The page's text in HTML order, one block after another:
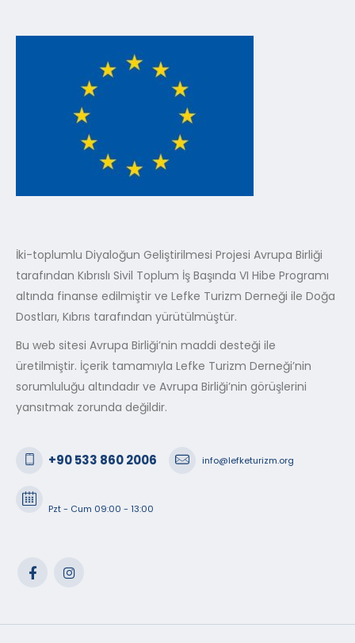
İki-toplumlu Diyaloğun Geliştirilmesi Projesi Avrupa Birliği
tarafından Kıbrıslı Sivil Toplum İş Başında VI Hibe Programı
altında finanse edilmiştir ve Lefke Turizm Derneği ile Doğa
Dostları, Kıbrıs tarafından yürütülmüştür.
Bu web sitesi Avrupa Birliği’nin maddi desteği ile
üretilmiştir. İçerik tamamıyla Lefke Turizm Derneği’nin
sorumluluğu altındadır ve Avrupa Birliği’nin görüşlerini
yansıtmak zorunda değildir.
+90 533 860 2006 info@lefketurizm.org
Pzt - Cum 09:00 - 13:00